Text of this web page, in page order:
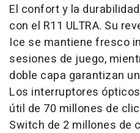
El confort y la
con el R11 ULTRA. Su
Ice se mantiene fresco
sesiones de juego,
doble capa garantizan
Los interruptores
útil de 70 millones de
Switch de 2 millones de